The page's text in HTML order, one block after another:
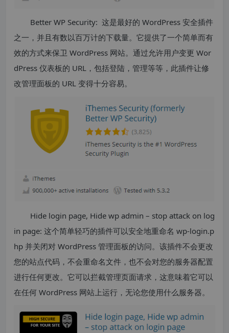
Better WP Security: 这是最好的 WordPress 安全插件
之一，并且有数以百万计的下载量。它提供了一个简单而有
效的方式来保卫 WordPress 网站。通过允许用户变更 Wor
dPress 仪表板的 URL，包括登陆，管理等等，此插件让修
改管理面板的 URL 变得十分容易。
Hide login page, Hide wp admin – stop attack on log
in page: 这个简单轻巧的插件可以安全地重命名 wp-login.p
hp 并关闭对 WordPress 管理面板的访问。该插件不会更改
您的站点代码，不会重命名文件，也不会对您的服务器配置
进行任何更改。它可以拦截管理页面请求，这意味着它可以
在任何 WordPress 网站上运行，无论您使用什么服务器。